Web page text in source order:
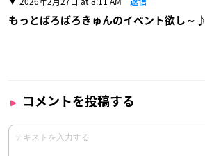
もっとばろばろきゅんのイベント欲し～♪
コメントを投稿する